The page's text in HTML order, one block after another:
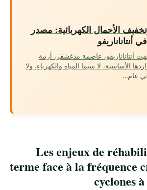
الأحمال الكهربائية: مصدر
أنتاناناريفو
أنتاناناريفو، عاصمة مدغشقر، أزمة
الأساسية، لا سيما المياه والكهرباء. ولا
عام…
Les enjeux de
terme face à la fréquence
cyclones